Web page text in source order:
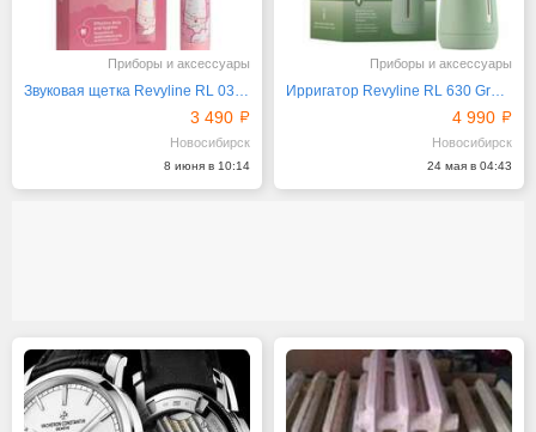
Приборы и аксессуары
Звуковая щетка Revyline RL 035 Kids, розовый дизайн
3 490
Новосибирск
8 июня в 10:14
Приборы и аксессуары
Ирригатор Revyline RL 630 Green
4 990
Новосибирск
24 мая в 04:43